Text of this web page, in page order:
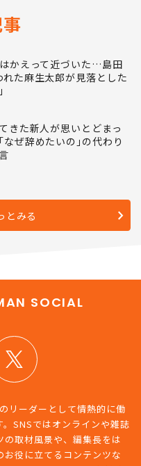
かえって近づいた…島田
た麻生太郎が見落とした
きた新人が思いとどまっ
ぜ辞めたいの｣の代わり
とみる
SOCIAL
リーダーとして情熱的に働
SNSではオンラインや雑誌
の取材風景や、編集長をは
お役に立てるコンテンツな